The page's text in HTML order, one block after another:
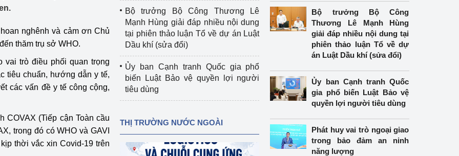
Điểm báo
Lâm Thủy sản
lực
Tổ chức kiểm định kỹ thuật an toàn lao
Bộ Công Thương
Tổ chức được cấp GCN đăng ký, hoạt
động kiểm định thiết bị, dụng cụ điện
Thương
Thương
nghênh và cảm ơn Chủ
thăm trụ sở WHO.
vai trò điều phối quan trọng
tiêu chuẩn, hướng dẫn y tế,
các vấn đề y tế công cộng,
(Tiếp cận Toàn cầu
trong đó có WHO và GAVI
thời vắc xin Covid-19 trên
Bộ trưởng Bộ Công Thương Lê
Mạnh Hùng giải đáp nhiều nội dung
tại phiên thảo luận Tổ về dự án Luật
Dầu khí (sửa đổi)
Ủy ban Cạnh tranh Quốc gia phổ
biến Luật Bảo vệ quyền lợi người
tiêu dùng
THỊ TRƯỜNG NƯỚC NGOÀI
Bộ trưởng Bộ Công
Thương Lê Mạnh Hùng
giải đáp nhiều nội dung tại
phiên thảo luận Tổ về dự
án Luật Dầu khí (sửa đổi)
Ủy ban Cạnh tranh Quốc
gia phổ biến Luật Bảo vệ
quyền lợi người tiêu dùng
Phát huy vai trò ngoại giao
trong bảo đảm an ninh
năng lượng